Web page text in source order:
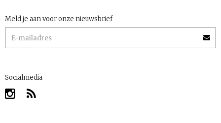
Meld je aan voor onze nieuwsbrief
Socialmedia